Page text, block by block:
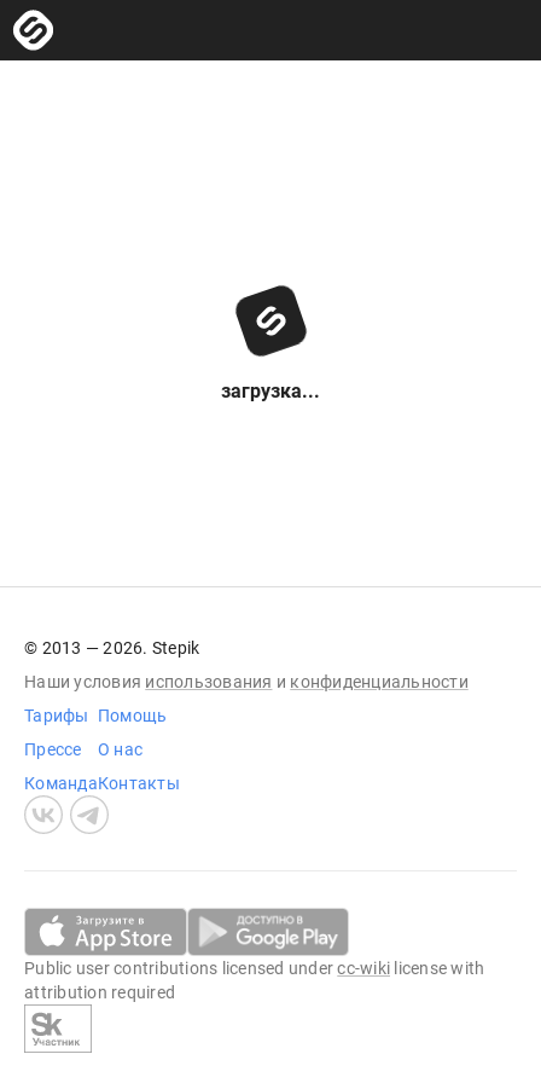
загрузка...
© 2013 — 2026. Stepik
Наши условия использования и конфиденциальности
Тарифы
Прессе
Команда
Помощь
О нас
Контакты
Public user contributions licensed undercc-wiki license with
attribution required